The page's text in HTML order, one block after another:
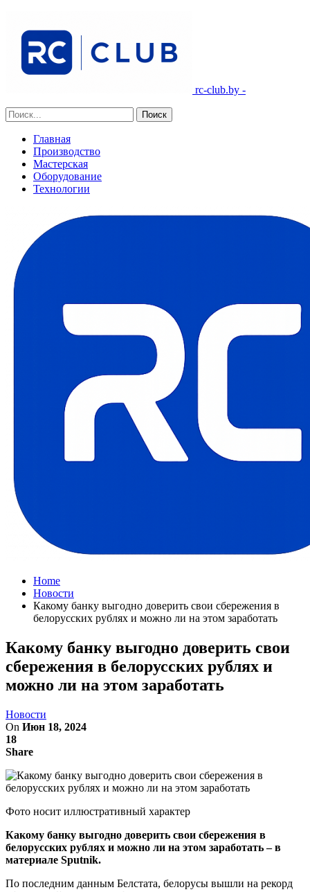
rc-club.by -
Главная
Производство
Мастерская
Оборудование
Технологии
Home
Новости
Какому банку выгодно доверить свои сбережения в
белорусских рублях и можно ли на этом заработать
Какому банку выгодно доверить свои
сбережения в белорусских рублях и
можно ли на этом заработать
Новости
On Июн 18, 2024
18
Share
Фото носит иллюстративный характер
Какому банку выгодно доверить свои сбережения в
белорусских рублях и можно ли на этом заработать – в
материале Sputnik.
По последним данным Белстата, белорусы вышли на рекорд